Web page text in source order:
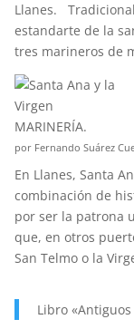
Llanes.
estandarte de la
tres marineros de
MARINERÍA.
por Fernando Suárez
En Llanes, Santa
combinación de
por ser la patrona
que, en otros
San Telmo o la
Libro